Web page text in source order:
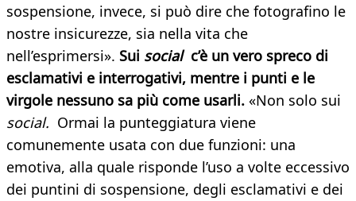
sospensione, invece, si può dire che fotografino le
nostre insicurezze, sia nella vita che
nell’esprimersi». Sui social c’è un vero spreco di
esclamativi e interrogativi, mentre i punti e le
virgole nessuno sa più come usarli. «Non solo sui
social. Ormai la punteggiatura viene
comunemente usata con due funzioni: una
emotiva, alla quale risponde l’uso a volte eccessivo
dei puntini di sospensione, degli esclamativi e dei